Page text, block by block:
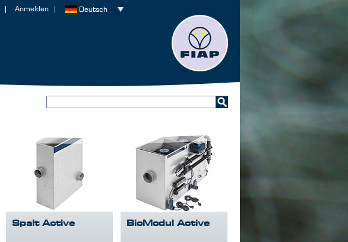
Anmelden Deutsch
Spalt Active BioModul Active